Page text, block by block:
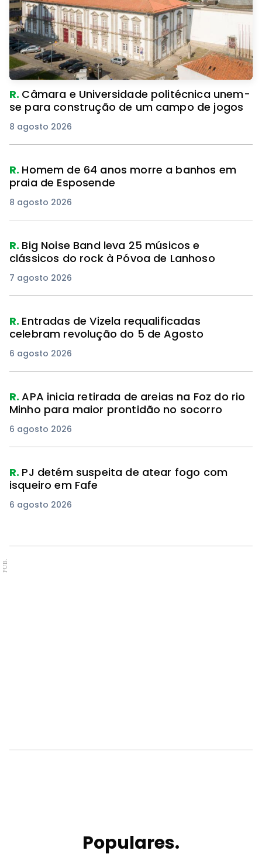
R. Câmara e Universidade politécnica unem-
se para construção de um campo de jogos
8 agosto 2026
R. Homem de 64 anos morre a banhos em
praia de Esposende
8 agosto 2026
R. Big Noise Band leva 25 músicos e
clássicos do rock à Póvoa de Lanhoso
7 agosto 2026
R. Entradas de Vizela requalificadas
celebram revolução do 5 de Agosto
6 agosto 2026
R.APA inicia retirada de areias na Foz do rio
Minho para maior prontidão no socorro
6 agosto 2026
R. PJ detém suspeita de atear fogo com
isqueiro em Fafe
6 agosto 2026
PUB.
Populares.